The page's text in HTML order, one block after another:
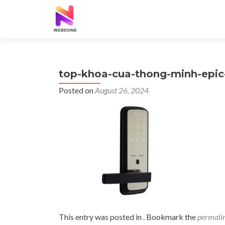
top-khoa-cua-thong-minh-
Posted onAugust 26, 2024
This entry was posted in . Bookmark the